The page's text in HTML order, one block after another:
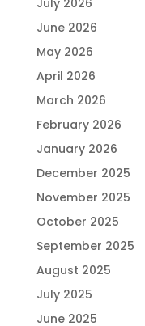
July 2026
June 2026
May 2026
April 2026
March 2026
February 2026
January 2026
December 2025
November 2025
October 2025
September 2025
August 2025
July 2025
June 2025